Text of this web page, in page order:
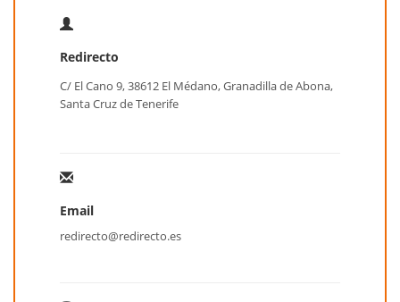
Redirecto
C/ El Cano 9, 38612 El Médano, Granadilla de Abona,
Santa Cruz de Tenerife
Email
redirecto@redirecto.es